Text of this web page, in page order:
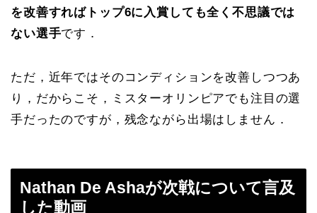
を改善すればトップ6に入賞しても全く不思議では
ない選手です．
ただ，近年ではそのコンディションを改善しつつあ
り，だからこそ，ミスターオリンピアでも注目の選
手だったのですが，残念ながら出場はしません．
Nathan De Ashaが次戦について言及
した動画